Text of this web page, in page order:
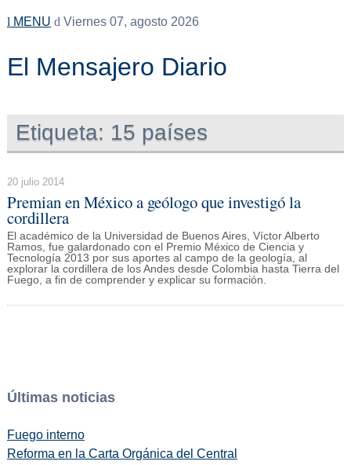
MENU Viernes 07, agosto 2026
El Mensajero Diario
Etiqueta: 15 países
20 julio 2014
Premian en México a geólogo que investigó la
cordillera
El académico de la Universidad de Buenos Aires, Víctor Alberto
Ramos, fue galardonado con el Premio México de Ciencia y
Tecnología 2013 por sus aportes al campo de la geología, al
explorar la cordillera de los Andes desde Colombia hasta Tierra del
Fuego, a fin de comprender y explicar su formación.
Últimas noticias
Fuego interno
Reforma en la Carta Orgánica del Central